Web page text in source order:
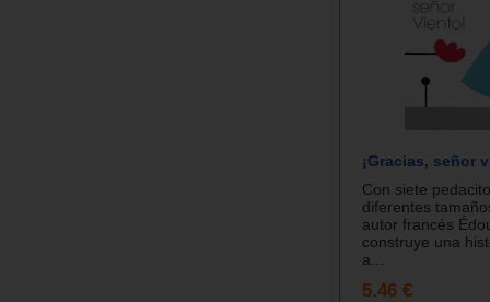
¡Gracias, señor
Con siete
diferentes
autor francés
construye una
a...
5.46 €